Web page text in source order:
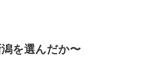
を選んだか〜